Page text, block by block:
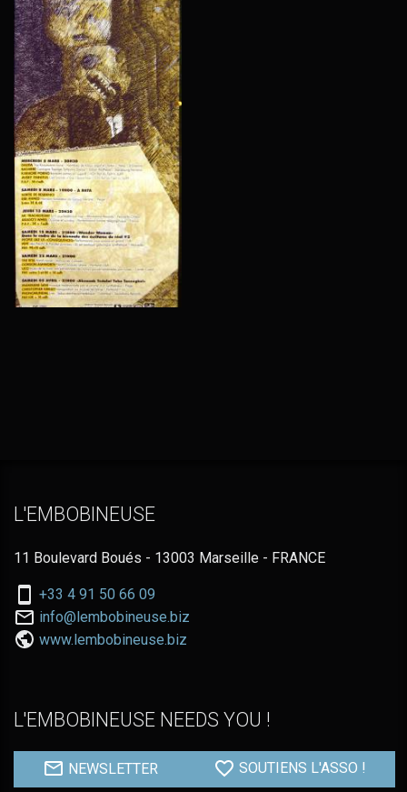
L'EMBOBINEUSE
11 Boulevard Boués - 13003 Marseille - FRANCE
Nous
téléphoner
au:
+33 4 91 50 66 09
Nous
contacter
info@lembobineuse.biz
www.lembobineuse.biz
L'EMBOBINEUSE NEEDS YOU !
NEWSLETTER SOUTIENS L'ASSO !